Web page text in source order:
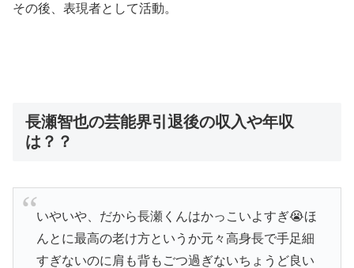
その後、表現者として活動。
長瀬智也の芸能界引退後の収入や年収
は？？
いやいや、だから長瀬くんはかっこいよすぎ😭ほ
んとに最高の老け方というか元々高身長で手足細
すぎないのに肩も背もごつ過ぎないちょうど良い